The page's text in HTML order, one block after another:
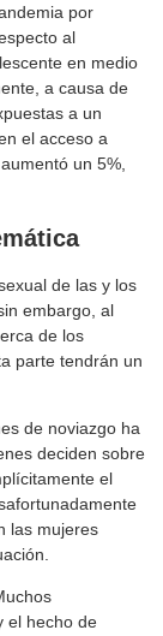
por
al
en medio
a causa de
a un
el acceso a
un 5%,
de las y los
embargo, al
de los
parte tendrán un
de noviazgo ha
deciden sobre
el
las mujeres
el hecho de